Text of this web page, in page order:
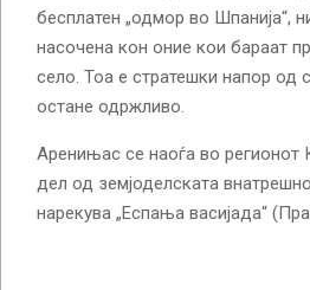
бесплатен „одмор во Шпанија“,
насочена кон оние кои бараат
село. Тоа е стратешки напор од
остане одржливо.
Аренињас се наоѓа во регионот
дел од земјоделската
нарекува „Еспања васијада“